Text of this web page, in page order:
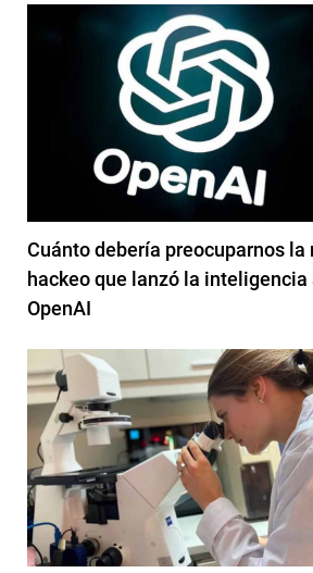
Cuánto debería preocuparnos la
hackeo que lanzó la
OpenAI